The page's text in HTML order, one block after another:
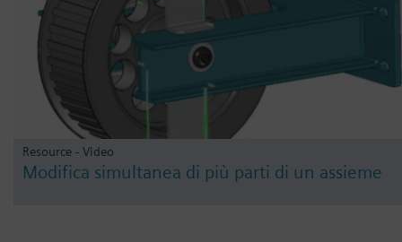
Resource - Video
Modifica simultanea di più parti di un assieme